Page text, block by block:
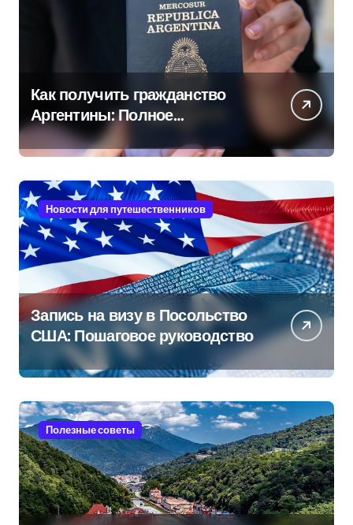
Как получить гражданство
Аргентины: Полное
руководство
Новости для путешественников
Запись на визу в Посольство
США: Пошаговое руководство
Полезные советы